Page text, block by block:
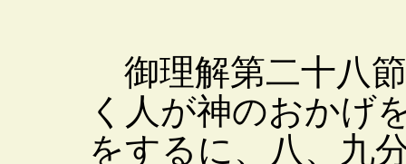
御理解第二十八
く人が神のおかげ
をするに、八、九